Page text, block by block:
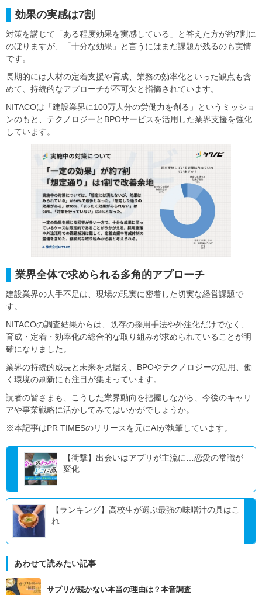
効果の実感は7割
対策を講じて「ある程度効果を実感している」と答えた方が約7割に
のぼりますが、「十分な効果」と言うにはまだ課題が残るのも実情
です。
長期的には人材の定着支援や育成、業務の効率化といった観点も含
めて、持続的なアプローチが不可欠と指摘されています。
NITACOは「建設業界に100万人分の労働力を創る」というミッショ
ンのもと、テクノロジーとBPOサービスを活用した業界支援を強化
しています。
業界全体で求められる多角的アプローチ
建設業界の人手不足は、現場の現実に密着した切実な経営課題で
す。
NITACOの調査結果からは、既存の採用手法や外注化だけでなく、
育成・定着・効率化の総合的な取り組みが求められていることが明
確になりました。
業界の持続的成長と未来を見据え、BPOやテクノロジーの活用、働
く環境の刷新にも注目が集まっています。
読者の皆さまも、こうした業界動向を把握しながら、今後のキャリ
アや事業戦略に活かしてみてはいかがでしょうか。
※本記事はPR TIMESのリリースを元にAIが執筆しています。
【衝撃】出会いはアプリが主流に…恋愛の常識が
変化
【ランキング】高校生が選ぶ最強の味噌汁の具はこ
れ
あわせて読みたい記事
サプリが続かない本当の理由は？本音調査